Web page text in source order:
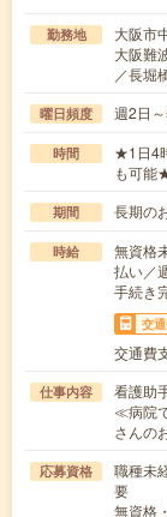
勤務地
大阪市
大阪難
／長堀
曜日頻度 週2日
時間
★1日4
も可能
期間 長期の
時給
無資格
払い／
手続き
交
交通費
仕事内容
看護助
≪病院
さんの
応募資格
職種未
要
無資格